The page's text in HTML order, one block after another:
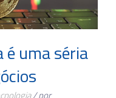
é uma séria